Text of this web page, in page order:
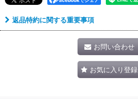
返品特約に関する重要事項
お問い合わせ
お気に入り登録